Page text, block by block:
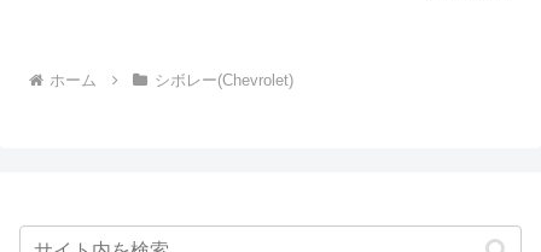
ホーム シボレー(Chevrolet)